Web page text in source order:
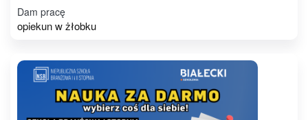
Dam pracę
opiekun w żłobku